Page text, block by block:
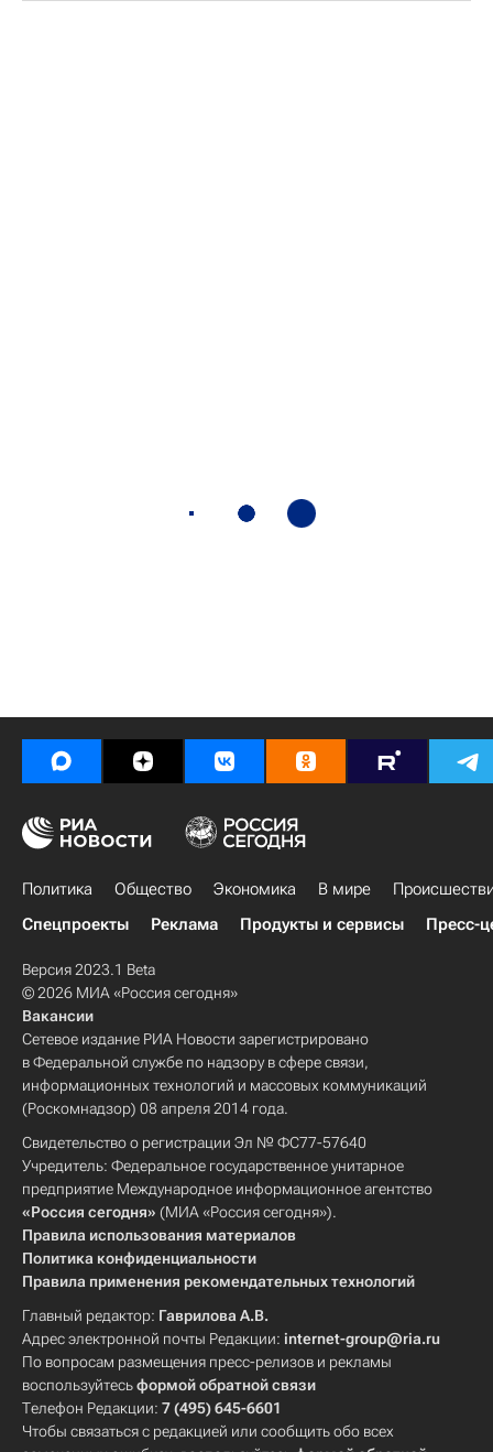
Политика Общество Экономика В мире
Спецпроекты
Реклама Продукты и сервисы Пресс-
Версия 2023.1 Beta
© 2026 МИА «Россия сегодня»
Вакансии
Сетевое издание РИА Новости зарегистрировано
в Федеральной службе по надзору в сфере связи,
информационных технологий и массовых коммуникаций
(Роскомнадзор) 08 апреля 2014 года.
Свидетельство о регистрации Эл № ФС77-57640
Учредитель: Федеральное государственное унитарное
предприятие Международное информационное агентство
«Россия сегодня» (МИА «Россия сегодня»).
Правила использования материалов
Политика конфиденциальности
Правила применения рекомендательных технологий
Главный редактор: Гаврилова А.В.
Адрес электронной почты Редакции: internet-group@ria.ru
По вопросам размещения пресс-релизов и рекламы
воспользуйтесьформой обратной связи
Телефон Редакции: 7 (495) 645-6601
Чтобы связаться с редакцией или сообщить обо всех